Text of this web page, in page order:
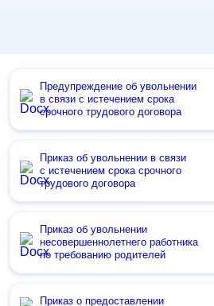
Предупреждение об увольнении
в связи с истечением срока
срочного трудового договора
Приказ об увольнении в связи
с истечением срока срочного
трудового договора
Приказ об увольнении
несовершеннолетнего работника
по требованию родителей
Приказ о предоставлении